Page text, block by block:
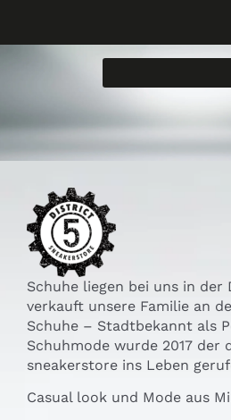
Schuhe liegen bei uns in der
verkauft unsere Familie an
Schuhe – Stadtbekannt als
Schuhmode wurde 2017 der
sneakerstore ins Leben
Casual look und Mode aus